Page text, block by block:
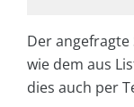
Der angefragte
wie dem aus
dies auch per